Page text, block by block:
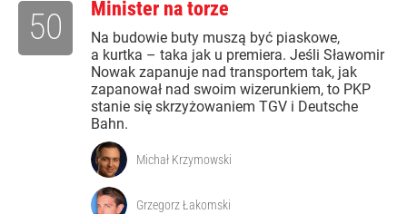
Minister na torze
Na budowie buty muszą być piaskowe,
a kurtka – taka jak u premiera. Jeśli Sławomir
Nowak zapanuje nad transportem tak, jak
zapanował nad swoim wizerunkiem, to PKP
stanie się skrzyżowaniem TGV i Deutsche
Bahn.
50
Michał Krzymowski
Grzegorz Łakomski